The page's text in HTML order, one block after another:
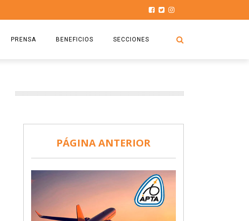
PRENSA
2025
BENEFICIOS
COMISIÓN
DOCUMENTOS
SEGURO DE SEPELIOS
SECCIONES
HISTORIAS DE LUCHA
TURISMO Y RECREACIÓN
PÁGINA ANTERIOR